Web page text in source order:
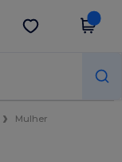
Obter app
Mulher